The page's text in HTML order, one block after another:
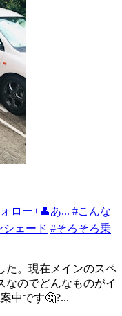
ロー+👤あ... #こんな
シェード #そろそろ乗
た。現在メインのスペ
なのでどんなものがイ
中です🤔?...